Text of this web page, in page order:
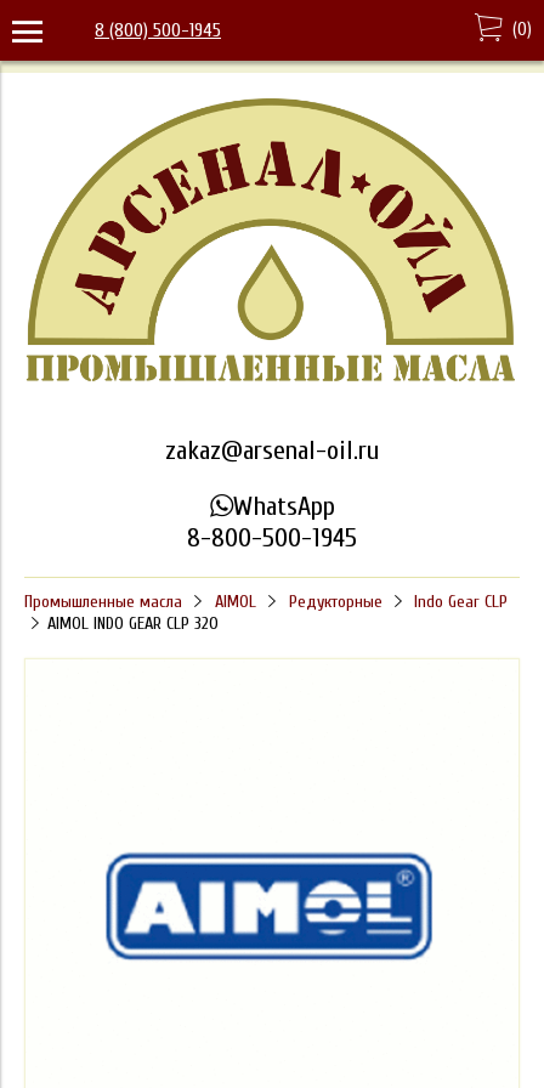
8 (800) 500-1945 (0)
zakaz@arsenal-oil.ru
WhatsApp
8-800-500-1945
Промышленные масла AIMOL Редукторные
Indo Gear CLP
AIMOL INDO GEAR CLP 320